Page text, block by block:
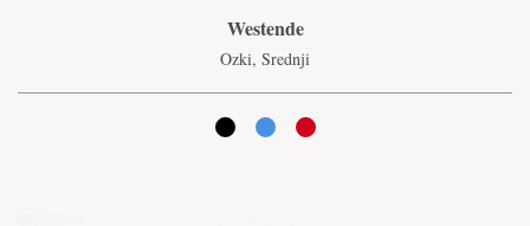
Westende
Ozki, Srednji